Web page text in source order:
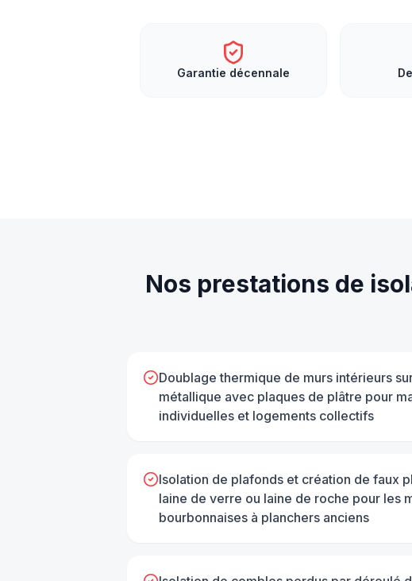
Garantie décennale
Nos prestations de
Doublage thermique de murs intérieurs
métallique avec plaques de plâtre pour
individuelles et logements collectifs
Isolation de plafonds et création de faux
laine de verre ou laine de roche pour les
bourbonnaises à planchers anciens